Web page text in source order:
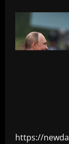
https://